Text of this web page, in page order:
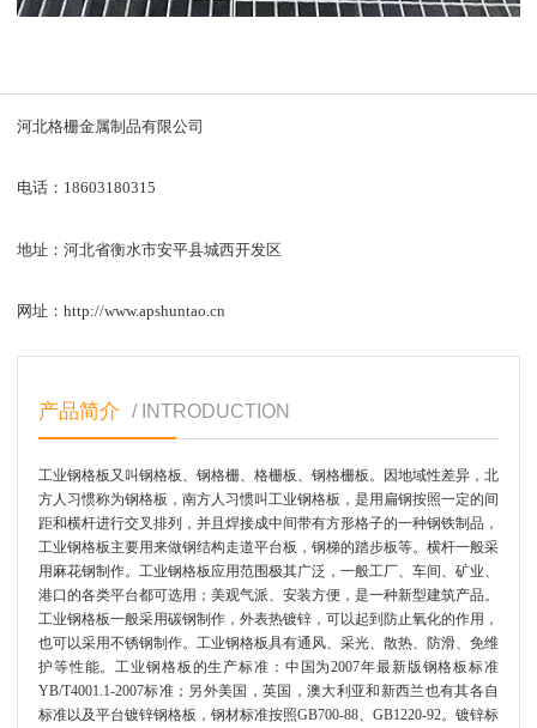
河北格栅金属制品有限公司
电话：18603180315
地址：河北省衡水市安平县城西开发区
网址：http://www.apshuntao.cn
产品简介 / INTRODUCTION
工业钢格板又叫钢格板、钢格栅、格栅板、钢格栅板。因地域性差异，北
方人习惯称为钢格板，南方人习惯叫工业钢格板，是用扁钢按照一定的间
距和横杆进行交叉排列，并且焊接成中间带有方形格子的一种钢铁制品，
工业钢格板主要用来做钢结构走道平台板，钢梯的踏步板等。横杆一般采
用麻花钢制作。工业钢格板应用范围极其广泛，一般工厂、车间、矿业、
港口的各类平台都可选用；美观气派、安装方便，是一种新型建筑产品。
工业钢格板一般采用碳钢制作，外表热镀锌，可以起到防止氧化的作用，
也可以采用不锈钢制作。工业钢格板具有通风、采光、散热、防滑、免维
护等性能。工业钢格板的生产标准：中国为2007年最新版钢格板标准
YB/T4001.1-2007标准；另外美国，英国，澳大利亚和新西兰也有其各自
标准以及平台镀锌钢格板，钢材标准按照GB700-88、GB1220-92。镀锌标